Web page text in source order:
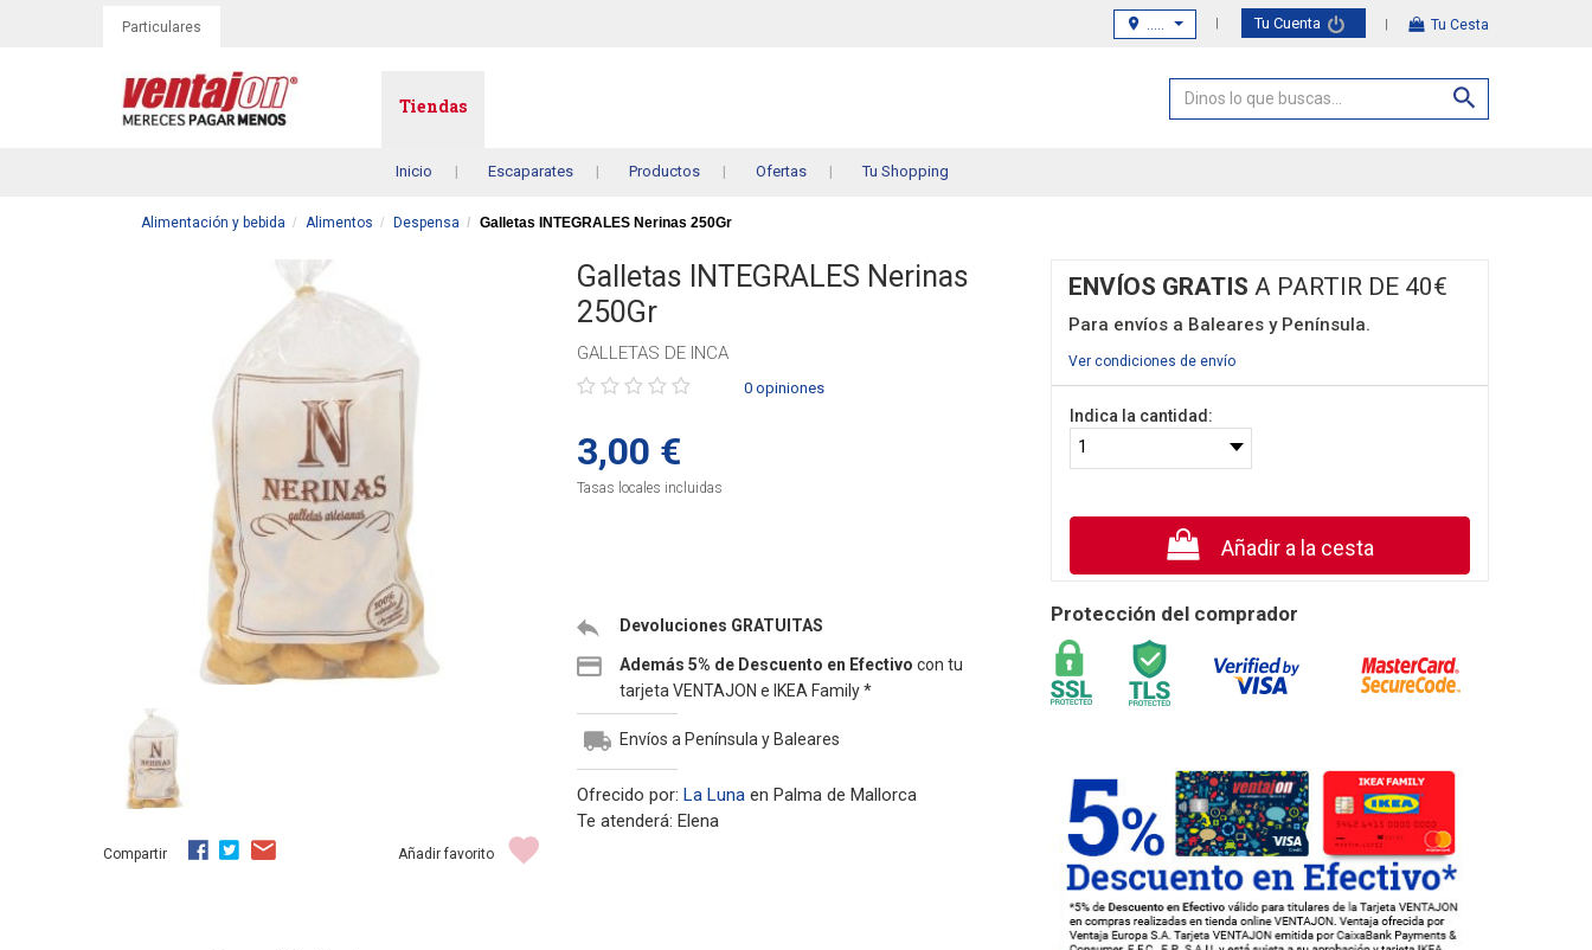
Particulares Tu Cesta
Tu Cuenta
.....
Tiendas
Inicio Escaparates Productos Ofertas Tu Shopping
Alimentación y bebida Alimentos Despensa Galletas INTEGRALES Nerinas 250Gr
Compartir Añadir favorito
Galletas INTEGRALES Nerinas
250Gr
GALLETAS DE INCA
Púntue
producto
0 opiniones
3,00 €
Tasas locales incluidas
Devoluciones GRATUITAS
Además 5% de Descuento en Efectivocon tu
tarjeta VENTAJON e IKEA Family *
Envíos a Península y Baleares
Ofrecido por: La Luna en Palma de Mallorca
Te atenderá: Elena
ENVÍOS GRATIS A PARTIR DE 40€
Para envíos a Baleares y Península.
Ver condiciones de envío
Indica la cantidad:
Añadir a la cesta
Protección del comprador